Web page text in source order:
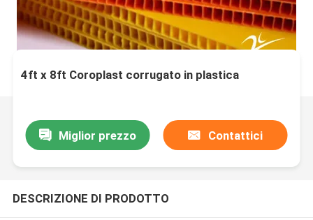
4ft x 8ft Coroplast corrugato in plastica
Miglior prezzo Contattici
DESCRIZIONE DI PRODOTTO